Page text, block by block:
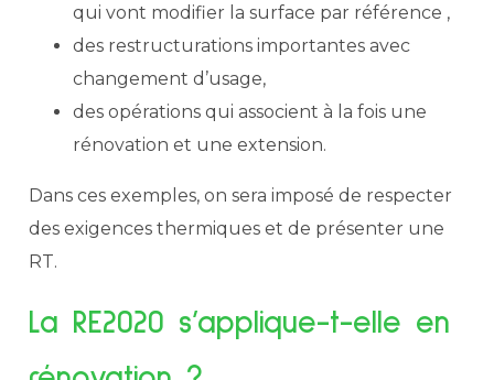
qui vont modifier la surface par référence ,
des restructurations importantes avec
changement d’usage,
des opérations qui associent à la fois une
rénovation et une extension.
Dans ces exemples, on sera imposé de respecter
des exigences thermiques et de présenter une ​‍​‌‍​
‍‌RT.
La​‍​‌‍​‍‌ RE2020 s’applique-t-elle en